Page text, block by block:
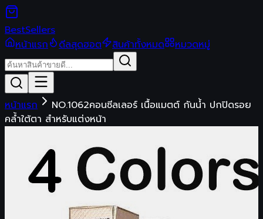
BestSellers
หน้าแรก
ดีลสุดฮอต สินค้าทั้งหมด หมวดหมู่
หน้าแรก
NO.1062คอนซีลเลอร์ เนื้อแมตต์ กันน้ํา ปกปิดรอย
คล้ำใต้ตา สําหรับแต่งหน้า